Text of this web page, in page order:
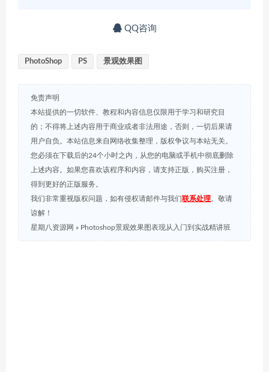
QQ咨询
PhotoShop PS 景观效果图
免责声明
本站提供的一切软件、教程和内容信息仅限用于学习和研究目
的；不得将上述内容用于商业或者非法用途，否则，一切后果请
用户自负。本站信息来自网络收集整理，版权争议与本站无关。
您必须在下载后的24个小时之内，从您的电脑或手机中彻底删除
上述内容。如果您喜欢该程序和内容，请支持正版，购买注册，
得到更好的正版服务。
我们非常重视版权问题，如有侵权请邮件与我们联系处理。敬请
谅解！
星期八资源网 » Photoshop景观效果图表现从入门到实战精讲班